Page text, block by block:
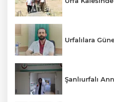
Urfalılara
Şanlıurfalı